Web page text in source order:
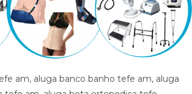
obeso tefe am, locacao cadeira de rodas elevalcao de pernas tefe am, locacao cama fawler tefe am, locacao cama hospitalar tefe am, locacao de cadeira de rodas tefe am, locacao de cadeira de rodas para perna reta tefe am, locacao diva tefe am, locacao maca tefe am, locacao maca tefe am, locacao muleta tefe am, locadora andador tefe am, locadora banco de banho tefe am, locadora bota imobilizadora tefe am, locadora bota ortopedica tefe am, locadora cadeira de banho tefe am, locadora cadeira de roda tefe am, locadora cadeira de roda gordo tefe am, locadora cadeira de roda obeso tefe am, locadora cadeira de rodas elevecao de pernas, locadora cadeira de rodas para perna reta tefe am, locadora cama fawler tefe am, locadora cama hospitalar tefe am, locadora diva tefe am, locadora maca tefe am, locadora maca tefe am, locadora muleta tefe am, loja bota ortopedica tefe am, loja cadeira de banho tefe am, loja cadeira de roda tefe am, loja cama hospitalar tefe am, loja muleta tefe am, loja produtos medicos tefe am, loja produtos hospitalar tefe am, loja produtos hospitalares tefe am, loja produtos medicos tefe am, loja produtos ortopedicos tefe am, loja vende andador tefe am, loja vende bota ortopedica tefe am, loja vende cadeira de rodas perna reta tefe am, loja vende cama fawler tefe am, loja vende muleta tefe am, loja vende tipoia tefe am, maca tefe am, material cirurgico tefe am, medico ortopedista tefe am, muleta barata tefe am, muleta tefe am, muleta usada tefe am, muletas tefe am, munhequeira tefe am, ortese articulada cotovelo tefe am, ortese articulada cotovelo tefe am, ortese articulado cotovelo tefe am, ortese notuna facite plantar tefe am, ortese noturna facite plantar tefe am, ortese noturna facite plantar tefe am, ortopedia tefe am, poltrona hospitalar preco tefe am, poltrona reclinavel hospitalar tefe am, preco cadeira de banho tefe am, preco cama hospitalar tefe am, produtos hospitalares tefe am, produtos medicos tefe am, reabilitacao tefe am, sutia cirurgia tefe am, sutia ortopedico tefe am, sutia ortopedico tefe am, sutia pos operatorio tefe am, sutia pos operatorio tefe am, tala tefe am, talas tefe am, tipoia tefe am, venda muleta tefe am, vende cadeira de banho tefe am, vende maca tefe am, vende muleta tefe am, vende produtos hospitalares tefe am, vende produtos medicos tefe am, ,aluga andador tefe am, aluga banco banho tefe am, aluga bota imbilizadora tefe am, aluga bota ortopedica tefe am, aluga cadeira de banho tefe am, aluga cadeira de roda com elevacao de pernas tefe am, aluga cadeira de roda tefe am, aluga cadeira de roda gordo tefe am, aluga cadeira de roda obeso tefe am, aluga cadeira de rodas para perna reta tefe am, aluga cama fawler tefe am, aluga cama hospitalar tefe am, aluga diva tefe am, aluga maca tefe am, aluga muleta tefe am, alugar cama hospitalar tefe am , aluguel andador tefe am, aluguel banco de banho tefe am, aluguel bota imobilizadora tefe am, aluguel bota ortopedica tefe am, aluguel cadeira de banho tefe am, aluguel cadeira de roda tefe am, aluguel cadeira de roda gordo tefe am, aluguel cadeira de roda obeso tefe am, aluguel cadeira de rodas com elevacao de pernas tefe am, aluguel cadeira de rodas para perna reta tefe am, aluguel cama fawler tefe am, aluguel cama hospitalar tefe am, aluguel diva tefe am, aluguel maca tefe am, aluguel maca tefe am, aluguel muleta tefe am, andador tefe am, artigos hospitalares tefe am, assento para banho tefe am, banco para banho tefe am, bota imibilizadora tefe am, bota imobilizadora tefe am, bota ortopedica barata tefe am, bota ortopedica tefe am, cadeira de higiene tefe am, cadeira de banho tefe am, cadeira de higiene tefe am, cadeira de necessidades tefe am, cadeira de roda gordo tefe am, cadeira de roda obeso tefe am, cadeira de rodas aluguel tefe am, cadeira de rodas elevacao de pernas tefe am, cadeira de rodas higienica tefe am, cadeira de rodas para banho preco tefe am, cadeira de rodas para gordo tefe am, cadeira higienica dobravel tefe am, cadeira higienica preco tefe am, cadeira para banho preco tefe am, cadeira para vaso tefe am, cadeiras de rodas tefe am, calha afo ortopedica pe caido tefe am, calha afo ortopedica pe caido tefe am, calha afo ortopedica pe caido tefe am, cama fawler tefe am, cama hospitalar automatica tefe am, cama hospitalar tefe am, cama hospitalar manual tefe am, cedeira de rodas tefe am, cilindro de oxigenio medicinal tefe am, clinica ortopedica tefe am, clinica so trauma tefe am, colar cervical tefe am, diva tefe am, equipamentos medicos tefe am, fisioterapia tefe am, hospital tefe am, hospital so trauma tefe am, imobilizador articulado cotovelo tefe am, imobilizador articulado joelho tefe am, imobilizador articulado joelho tefe am, imobilizador articulado tefe am, joelheira tefe am, joelheira ortopedica brace tefe am, joelheira ortopedica brace tefe am tefe am, joelheira ortopedica tefe am, joelheira ortopedica tefe am, joelheira ortopedica tefe am, joelheira ortopedica tefe am, joelheira ortopedica tefe am, locacao andador tefe am, locacao banco de banho tefe am, locacao bota imobilizadora tefe am, locacao bota ortopedica tefe am, locacao cadeira de banho tefe am, locacao cadeira de roda tefe am, locacao cadeira de roda gordo tefe am, locacao cadeira de roda obeso tefe am, locacao cadeira de rodas elevalcao de pernas tefe am, locacao cama fawler tefe am, locacao cama hospitalar tefe am, locacao de cadeira de rodas tefe am, locacao de cadeira de rodas para perna reta tefe am, locacao diva tefe am, locacao maca tefe am, locacao maca tefe am, locacao muleta tefe am, locadora andador tefe am, locadora banco de banho tefe am, locadora bota imobilizadora tefe am, locadora bota ortopedica tefe am, locadora cadeira de banho tefe am, locadora cadeira de roda tefe am, locadora cadeira de roda gordo tefe am, locadora cadeira de roda obeso tefe am, locadora cadeira de rodas elevecao de pernas, locadora cadeira de rodas para perna reta tefe am, locadora cama fawler tefe am, locadora cama hospitalar tefe am, locadora diva tefe am, locadora maca tefe am, locadora maca tefe am, locadora muleta tefe am, loja bota ortopedica tefe am, loja cadeira de banho tefe am, loja cadeira de roda tefe am, loja cama hospitalar tefe am, loja muleta tefe am, loja produtos medicos tefe am, loja produtos hospitalar tefe am, loja produtos hospitalares tefe am, loja produtos medicos tefe am, loja produtos ortopedicos tefe am, loja vende andador tefe am, loja vende bota ortopedica tefe am, loja vende cadeira de rodas perna reta tefe am, loja vende cama fawler tefe am, loja vende muleta tefe am, loja vende tipoia tefe am, maca tefe am, material cirurgico tefe am, medico ortopedista tefe am, muleta barata tefe am, muleta tefe am, muleta usada tefe am, muletas tefe am, munhequeira tefe am, ortese articulada cotovelo tefe am, ortese articulada cotovelo tefe am, ortese articulado cotovelo tefe am, ortese notuna facite plantar tefe am, ortese noturna facite plantar tefe am, ortese noturna facite plantar tefe am, ortopedia tefe am, poltrona hospitalar preco tefe am, poltrona reclinave